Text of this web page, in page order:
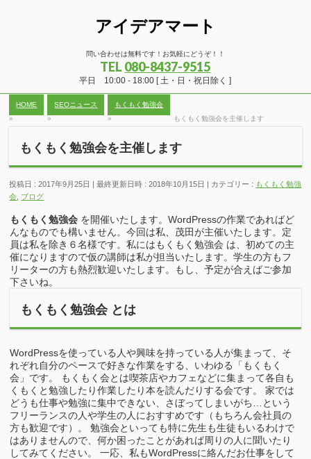
アイデアマート
問い合わせは無料です！お気軽にどうぞ！！
TEL 080-8437-9515
平日 10:00 - 18:00 [ 土・日・祝日除く ]
HOME
»
SEOニュース
»
もくもく勉強会
»
もくもく勉強会を主催します
もくもく勉強会を主催します
投稿日 : 2017年9月25日 最終更新日時 : 2018年10月15日 カテゴリー : もくもく勉強
会 ブログ
もくもく勉強会 を開催いたします。WordPressの作業であればど
んなものでも構いません。今回は私、茂田が主催いたします。定
員は私を除き６名様です。私にはもくもく勉強会 は、初めての主
催になりますので仮の講師は私が担当いたします。学生の方もフ
リーターの方も熱烈歓迎いたします。もし、予定が合えばご参加
下さいね。
もくもく勉強会 とは
WordPressを使っている人や興味を持っている人が集まって、そ
れぞれ自分のペースで好きな作業をする、いわゆる「もくもく
会」です。 もくもく会とは喫茶店やカフェなどに集まって各自も
くもくと勉強したり作業したり本を読んだりする会です。 家では
どうも仕事や勉強に集中できない、さぼってしまいがち…という
フリーランスの人や学生の人におすすめです（もちろん会社員の
方も歓迎です）。 勉強会といっても特に先生も生徒もいるわけで
はありませんので、何か困ったことがあれば周りの人に聞いたり
してみてください。 一応、私もWordPressに絡んだお仕事をして